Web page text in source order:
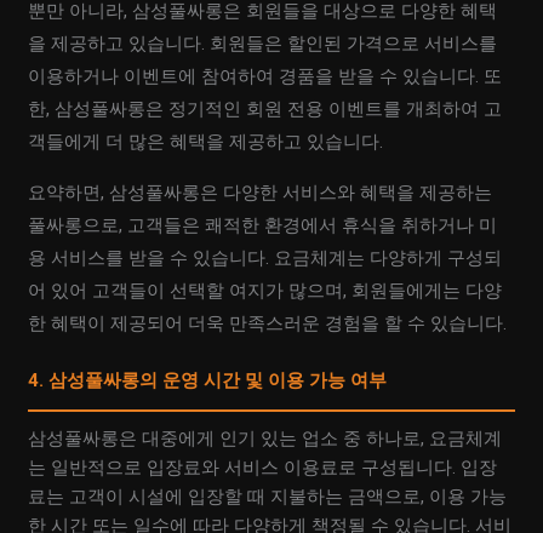
뿐만 아니라, 삼성풀싸롱은 회원들을 대상으로 다양한 혜택
을 제공하고 있습니다. 회원들은 할인된 가격으로 서비스를
이용하거나 이벤트에 참여하여 경품을 받을 수 있습니다. 또
한, 삼성풀싸롱은 정기적인 회원 전용 이벤트를 개최하여 고
객들에게 더 많은 혜택을 제공하고 있습니다.
요약하면, 삼성풀싸롱은 다양한 서비스와 혜택을 제공하는
풀싸롱으로, 고객들은 쾌적한 환경에서 휴식을 취하거나 미
용 서비스를 받을 수 있습니다. 요금체계는 다양하게 구성되
어 있어 고객들이 선택할 여지가 많으며, 회원들에게는 다양
한 혜택이 제공되어 더욱 만족스러운 경험을 할 수 있습니다.
4. 삼성풀싸롱의 운영 시간 및 이용 가능 여부
삼성풀싸롱은 대중에게 인기 있는 업소 중 하나로, 요금체계
는 일반적으로 입장료와 서비스 이용료로 구성됩니다. 입장
료는 고객이 시설에 입장할 때 지불하는 금액으로, 이용 가능
한 시간 또는 일수에 따라 다양하게 책정될 수 있습니다. 서비